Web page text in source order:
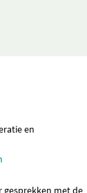
en
gesprekken met de